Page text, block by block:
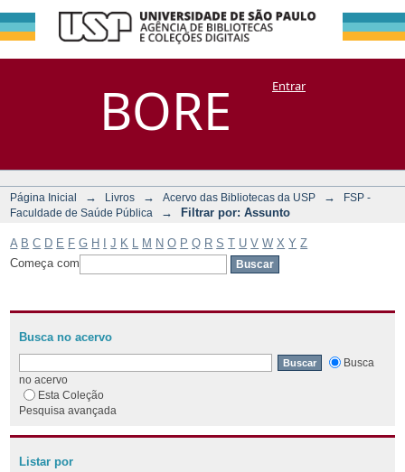
BORE
Filtrar por:
Assunto
DSpace/Manakin + CoriscoEntrar
Página Inicial → Livros → Acervo das Bibliotecas da USP →
FSP -
Faculdade de Saúde Pública
→ Filtrar por: Assunto
A B C D E F G H J K M N O P Q R S T U V W X Y Z
Começa com
Busca no acervo
Busca
no acervo
Esta Coleção
Pesquisa avançada
Listar por